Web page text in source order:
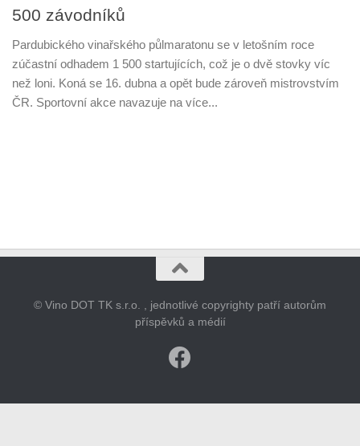
500 závodníků
Pardubického vinařského půlmaratonu se v letošním roce
zúčastní odhadem 1 500 startujících, což je o dvě stovky víc
než loni. Koná se 16. dubna a opět bude zároveň mistrovstvím
ČR. Sportovní akce navazuje na více...
© Vino DOT TK s.r.o. , jednotlivé copyrighty patří autorům
příspěvků a médií